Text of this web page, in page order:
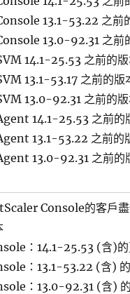
13.1-53.22 之前
13.0-92.31 之前
14.1-25.53 之前的
13.1-53.17 之前的版
13.0-92.31 之前的
14.1-25.53 之前的
13.1-53.22 之前的
13.0-92.31 之前的
Console的客戶
：14.1-25.53 (含)的
：13.1-53.22 (含)
：13.0-92.31 (含)